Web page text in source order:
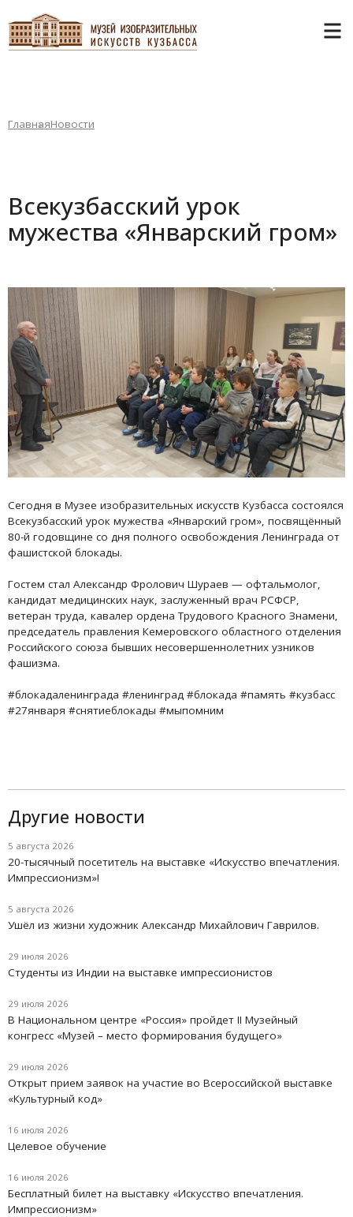
ГлавнаяНовости
Всекузбасский урок
мужества «Январский гром»
Сегодня в Музее изобразительных искусств Кузбасса состоялся
Всекузбасский урок мужества «Январский гром», посвящённый
80-й годовщине со дня полного освобождения Ленинграда от
фашистской блокады.
Гостем стал Александр Фролович Шураев — офтальмолог,
кандидат медицинских наук, заслуженный врач РСФСР,
ветеран труда, кавалер ордена Трудового Красного Знамени,
председатель правления Кемеровского областного отделения
Российского союза бывших несовершеннолетних узников
фашизма.
#блокадаленинграда #ленинград #блокада #память #кузбасс
#27января #снятиеблокады #мыпомним
Другие новости
5 августа 2026
20-тысячный посетитель на выставке «Искусство впечатления.
Импрессионизм»!
5 августа 2026
Ушёл из жизни художник Александр Михайлович Гаврилов.
29 июля 2026
Студенты из Индии на выставке импрессионистов
29 июля 2026
В Национальном центре «Россия» пройдет II Музейный
конгресс «Музей – место формирования будущего»
29 июля 2026
Открыт прием заявок на участие во Всероссийской выставке
«Культурный код»
16 июля 2026
Целевое обучение
16 июля 2026
Бесплатный билет на выставку «Искусство впечатления.
Импрессионизм»